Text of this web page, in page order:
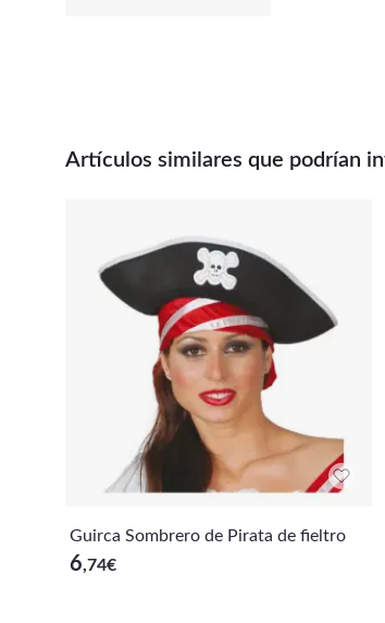
Artículos similares que podrían
Guirca Sombrero de Pirata de fieltro
6,74€